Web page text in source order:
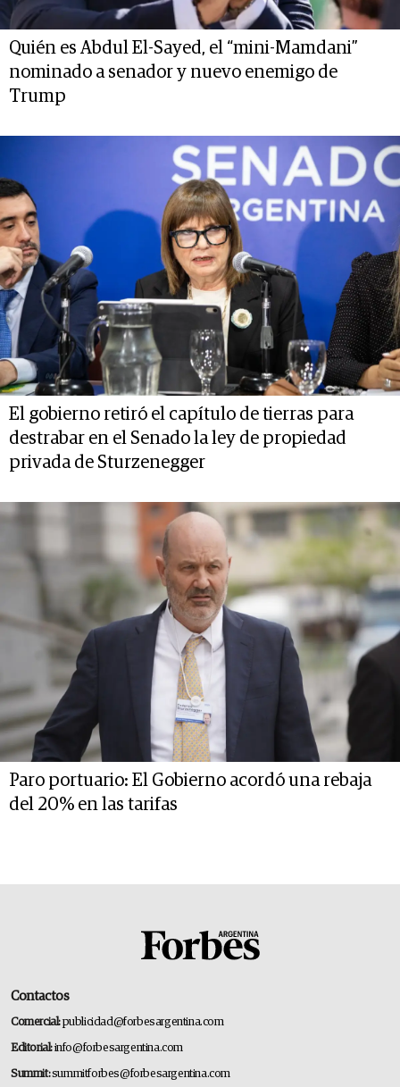
Quién es Abdul El-Sayed, el “mini-Mamdani”
nominado a senador y nuevo enemigo de
Trump
El gobierno retiró el capítulo de tierras para
destrabar en el Senado la ley de propiedad
privada de Sturzenegger
Paro portuario: El Gobierno acordó una rebaja
del 20% en las tarifas
Contactos
Comercial:publicidad@forbesargentina.com
Editorial:info@forbesargentina.com
Summit:summitforbes@forbesargentina.com